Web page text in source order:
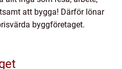
att bygga! Därför lönar
byggföretaget.